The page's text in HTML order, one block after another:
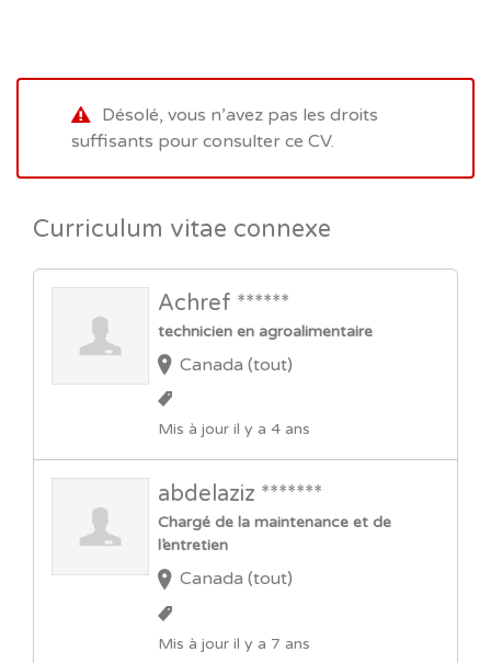
Désolé, vous n’avez pas les droits
suffisants pour consulter ce CV.
Curriculum vitae connexe
Achref ******
technicien en agroalimentaire
Canada (tout)
Mis à jour il y a 4 ans
abdelaziz *******
Chargé de la maintenance et de
l’entretien
Canada (tout)
Mis à jour il y a 7 ans